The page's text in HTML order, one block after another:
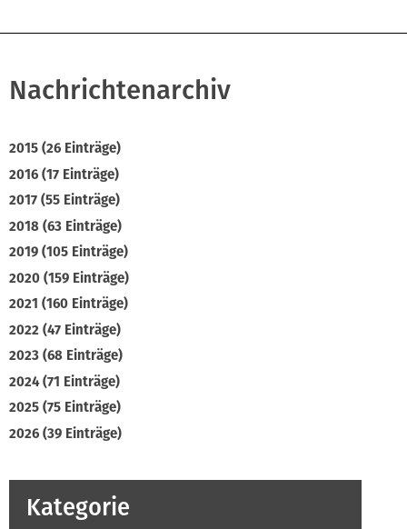
Nachrichtenarchiv
2015 (26 Einträge)
2016 (17 Einträge)
2017 (55 Einträge)
2018 (63 Einträge)
2019 (105 Einträge)
2020 (159 Einträge)
2021 (160 Einträge)
2022 (47 Einträge)
2023 (68 Einträge)
2024 (71 Einträge)
2025 (75 Einträge)
2026 (39 Einträge)
Kategorie